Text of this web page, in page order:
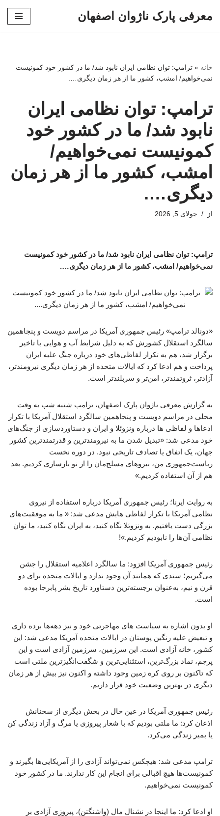
معرفی پارک ناژوان اصفهان
خانه » ترامپ: توان نظامی ایران نابود شد/ ما در کشور خود کمونیست
نمی‌خواهیم/ امشب، کشور ما از هر زمان دیگری….
ترامپ: توان نظامی ایران
نابود شد/ ما در کشور خود
کمونیست نمی‌خواهیم/
امشب، کشور ما از هر زمان
دیگری….
از جولای 5, 2026
ترامپ: توان نظامی ایران نابود شد/ ما در کشور خود کمونیست
نمی‌خواهیم/ امشب، کشور ما از هر زمان دیگری….
«دونالد ترامپ» رئیس جمهوری آمریکا در مراسم دویست و پنجاهمین
سالگرد استقلال کشورش که به دلیل شرایط آب و هوایی با تاخیر
برگزار شد، هم به تکرار لفاظی‌های خود درباره جنگ علیه ایران
پرداخت و هم ادعا کرد که ایالات متحده از هر زمان دیگری نیرومندتر،
آزادتر، ثروتمندتر، امن‌تر و سربلندتر است.
به گزارش معرفی ناژوان پارک اصفهان، ترامپ شنبه شب به وقت
محلی در مراسم دویست و پنجاهمین سالگرد استقلال آمریکا با تکرار
ادعاها و لفاظی ها درباره ونزوئلا و ایران و دستاوردسازی از جنگ‌های
خود مدعی شد: «تبدیل شدن ما به نیرومندترین و قدرتمندترین کشور
جهان، یک اتفاق یا تصادف تاریخی نبود. در دوره نخست
ریاست‌جمهوری من، نیروهای مسلح‌مان را از نو بازسازی کردیم. بعد
هم از آن استفاده کردیم.»
به روایت ایرنا؛ رئیس جمهوری آمریکا درباره استفاده از نیروی
نظامی آمریکا با تکرار لفاظی هایش مدعی شد: « ما به موفقیت‌های
بزرگی دست یافتیم. به ونزوئلا نگاه کنید، به ایران نگاه کنید، ما توان
نظامی آن‌ها را نابودیم کردیم.»!
رئیس جمهوری آمریکا افزود: ما سالگرد اعلامیه استقلال را جشن
می‌گیریم؛ سندی که همانند آن وجود ندارد و ایالات متحده برای دو
قرن و نیم، به‌عنوان برجسته‌ترین دستاورد تاریخ بشر پابرجا بوده
است.
او بدون اشاره به سیاست های مهاجرتی خود و نیز دهه‌ها برده داری
و تبعیض علیه رنگین پوستان در ایالات متحده آمریکا مدعی شد: این
کشور، خانه آزادی است. این سرزمین، سرزمین آزادی است و این
پرچم، نماد بزرگ‌ترین، استثنایی‌ترین و شگفت‌انگیزترین ملتی است
که تاکنون بر روی کره زمین وجود داشته و اکنون نیز بیش از هر زمان
دیگری در بهترین وضعیت خود قرار داریم.
رئیس جمهوری آمریکا در عین حال در بخش دیگری از سخنانش
اذعان کرد: ما ملتی بودیم که با شعار پیروزی یا مرگ و آزاد زندگی کن
یا بمیر زندگی می‌کرد.
ترامپ مدعی شد: هیچکس نمی‌تواند آزادی را از آمریکایی‌ها بگیرند و
کمونیست‌ها هیچ اقبالی برای انجام این کار ندارند. ما در کشور خود
کمونیست نمی‌خواهیم.
او ادعا کرد: ما اینجا در نشنال مال (واشنگتن)، پیروزی آزادی بر